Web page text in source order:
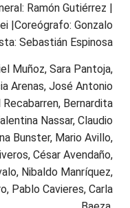
Ramón Gutiérrez |
|Coreógrafo: Gonzalo
Sebastián Espinosa
Muñoz, Sara Pantoja,
Arenas, José Antonio
Bernardita
Nassar, Claudio
Bunster, Mario Avillo,
César Avendaño,
Nibaldo Manríquez,
Pablo Cavieres, Carla